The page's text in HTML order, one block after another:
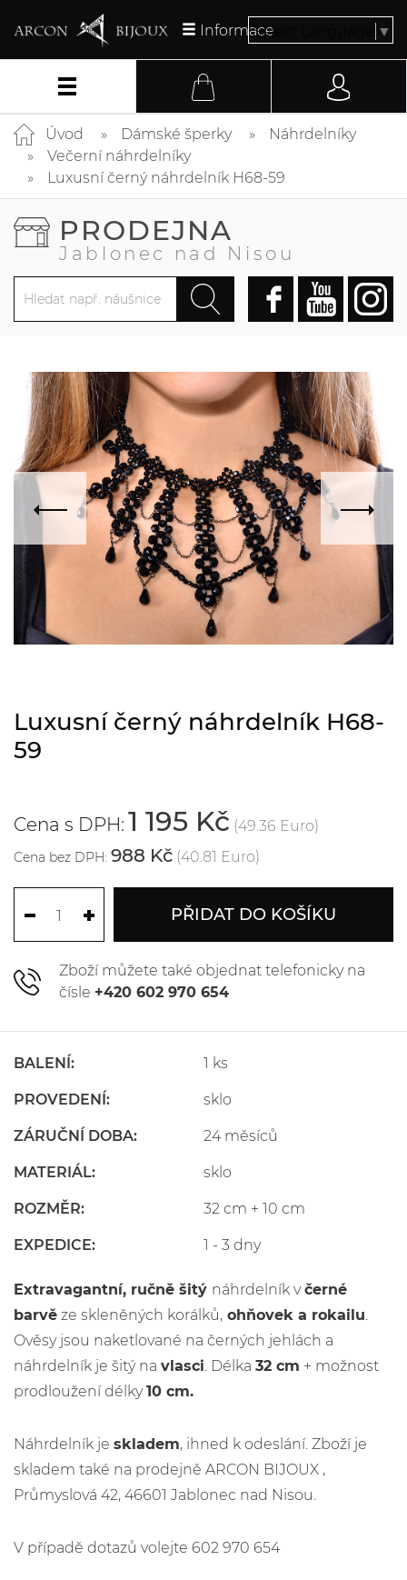
InformaceSelect Language ▼
Úvod Dámské šperky
Náhrdelníky
Večerní náhrdelníky
Luxusní černý náhrdelník H68-59
PRODEJNA
Jablonec nad Nisou
Luxusní černý náhrdelník H68-
59
Cena s DPH: 1 195 Kč (49.36 Euro)
Cena bez DPH: 988 Kč (40.81 Euro)
PŘIDAT DO KOŠÍKU
Zboží můžete také objednat telefonicky na
čísle +420 602 970 654
BALENÍ: 1 ks
PROVEDENÍ: sklo
ZÁRUČNÍ DOBA: 24 měsíců
MATERIÁL: sklo
ROZMĚR: 32 cm + 10 cm
EXPEDICE: 1 - 3 dny
Extravagantní, ručně šitý náhrdelník včerné
barvě ze skleněných korálků, ohňovek a rokailu.
Ověsy jsou naketlované na černých jehlách a
náhrdelník je šitý na vlasci. Délka 32 cm + možnost
prodloužení délky10 cm.
Náhrdelník je skladem, ihned k odeslání. Zboží je
skladem také na prodejně ARCON BIJOUX ,
Průmyslová 42, 46601 Jablonec nad Nisou.
V případě dotazů volejte 602 970 654